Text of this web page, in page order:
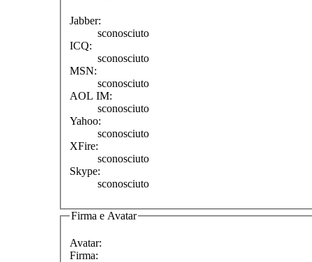
Jabber:
sconosciuto
ICQ:
sconosciuto
MSN:
sconosciuto
AOL IM:
sconosciuto
Yahoo:
sconosciuto
XFire:
sconosciuto
Skype:
sconosciuto
Firma e Avatar
Avatar:
Firma: